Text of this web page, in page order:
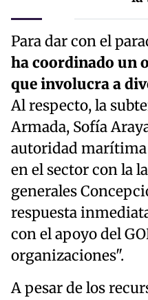
Para dar con el
ha coordinado un
que involucra a
Al respecto, la
Armada, Sofía
autoridad marítima
en el sector con la
generales
respuesta
con el apoyo del
organizaciones".
A pesar de los